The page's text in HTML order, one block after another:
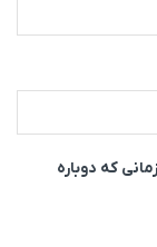
که دوباره